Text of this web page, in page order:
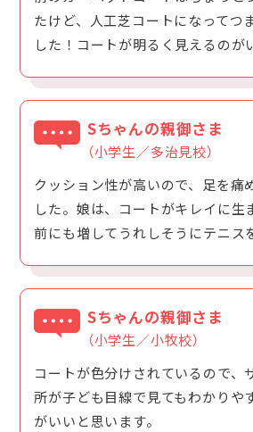
たけど、人工芝コートになってつ
した！コートが明るく見えるのが
Sちゃんの親御さま
（小学生／多治見校）
クッション性が高いので、足を痛
した。娘は、コートがキレイに生
前にも増してうれしそうにテニス
Sちゃんの親御さま
（小学生／小牧校）
コートが色分けされているので、
所が子ども目線で見てもわかりや
がいいと思います。